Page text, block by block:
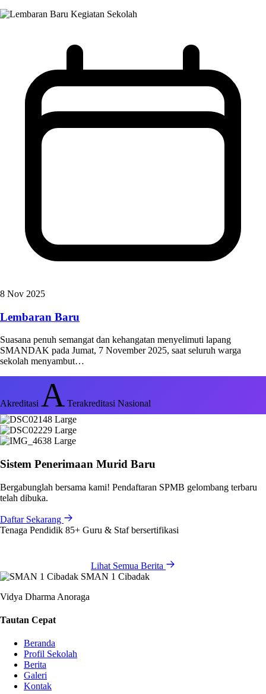
Kegiatan Sekolah
8 Nov 2025
Lembaran Baru
Suasana penuh semangat dan kehangatan menyelimuti lapang
SMANDAK pada Jumat, 7 November 2025, saat seluruh warga
sekolah menyambut…
Akreditasi A Terakreditasi Nasional
Sistem Penerimaan Murid Baru
Bergabunglah bersama kami! Pendaftaran SPMB gelombang terbaru
telah dibuka.
Daftar Sekarang
Tenaga Pendidik 85+ Guru & Staf bersertifikasi
Lihat Semua Berita
SMAN 1 Cibadak
Vidya Dharma Anoraga
Tautan Cepat
Beranda
Profil Sekolah
Berita
Galeri
Kontak